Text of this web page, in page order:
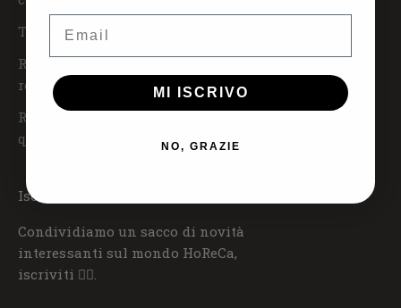
Termes et conditions
Retours et
remboursements
Recedere dal contratto
qui
Contacts
Iscriviti alla newsletter
Condividiamo un sacco di novità
interessanti sul mondo HoReCa,
iscriviti 👇🏼.
MI ISCRIVO
NO, GRAZIE